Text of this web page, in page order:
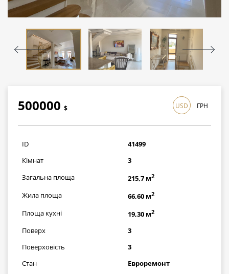
500000 $
14500000грн
USD ГРН
ID
41499
Кімнат
3
Загальна площа
215,7 м2
Жила площа 66,60 м2
Площа кухні 19,30 м2
Поверх
3
Поверховість
3
Стан
Евроремонт